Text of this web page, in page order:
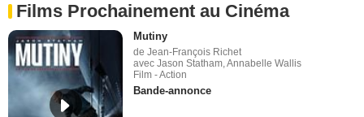
Films Prochainement au Cinéma
Mutiny
de Jean-François Richet
avec Jason Statham, Annabelle Wallis
Film - Action
Bande-annonce